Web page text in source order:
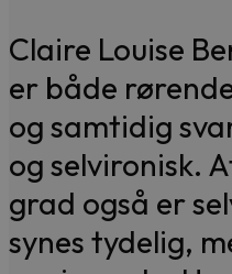
Claire Louise
er både
og samtidig
og selvironisk.
grad også er
synes tydelig,